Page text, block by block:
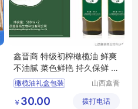
鑫晋商 特级初榨橄榄油 鲜爽
不油腻 菜色鲜艳 持久保鲜 实
力供应
橄榄油礼盒包装
有机橄榄油
山西鑫晋
技有限公
￥ 30.00 拨打电话